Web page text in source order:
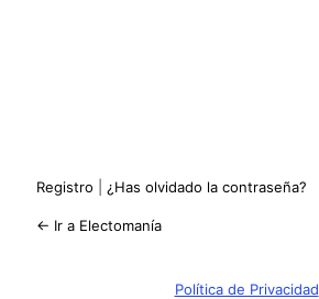
Registro ¿Has olvidado la contraseña?
← Ir a Electomanía
Política de Privacidad